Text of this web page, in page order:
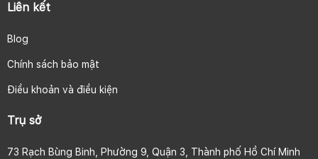
Liên kết
Blog
Chính sách bảo mật
Điều khoản và điều kiện
Trụ sở
73 Rạch Bùng Binh, Phường 9, Quận 3, Thành phố Hồ Chí Minh